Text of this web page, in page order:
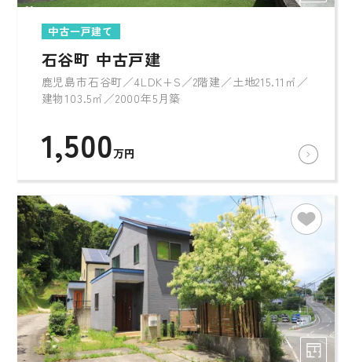
中古一戸建て
石谷町 中古戸建
鹿児島市石谷町／4LDK+S／2階建／土地215.11㎡／
建物103.5㎡／2000年5月築
1,500万円